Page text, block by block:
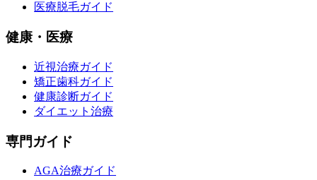
医療脱毛ガイド
健康・医療
近視治療ガイド
矯正歯科ガイド
健康診断ガイド
ダイエット治療
専門ガイド
AGA治療ガイド